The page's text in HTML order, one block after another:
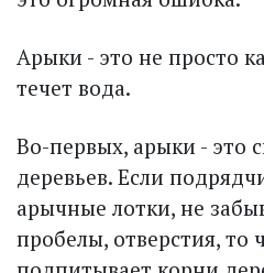
Арыки - это не просто
течет вода.
Во-первых, арыки - это
деревьев. Если
арычные лотки, не
пробелы, отверстия, то